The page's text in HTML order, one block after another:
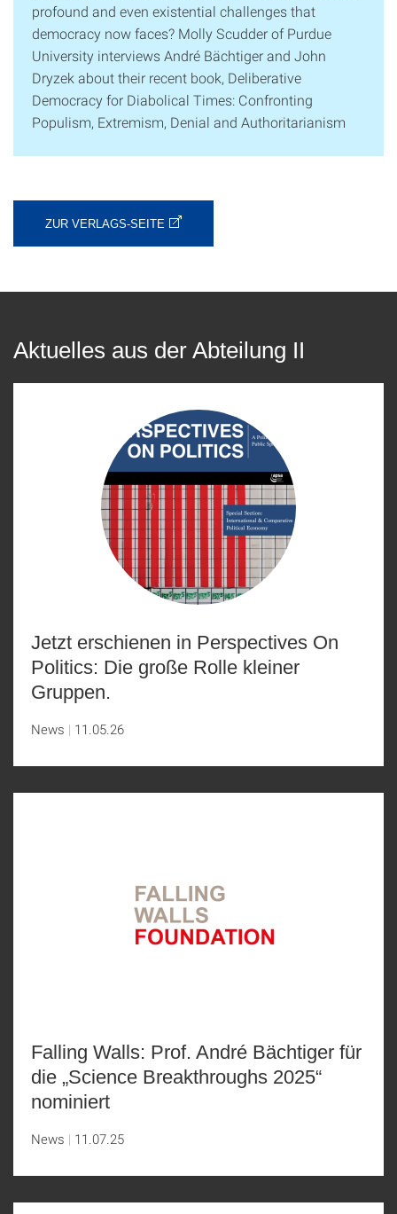
profound and even existential challenges that
democracy now faces? Molly Scudder of Purdue
University interviews André Bächtiger and John
Dryzek about their recent book, Deliberative
Democracy for Diabolical Times: Confronting
Populism, Extremism, Denial and Authoritarianism
ZUR VERLAGS-SEITE
Aktuelles aus der Abteilung II
Jetzt erschienen in Perspectives On
Politics: Die große Rolle kleiner
Gruppen.
News 11.05.26
Falling Walls: Prof. André Bächtiger für
die „Science Breakthroughs 2025“
nominiert
News 11.07.25